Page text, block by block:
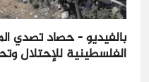
بالفيديو - حصاد تصدي
الفلسطينية للإحتلال